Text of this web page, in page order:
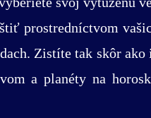
prostredníctvom
Zistíte tak skôr
a planéty na